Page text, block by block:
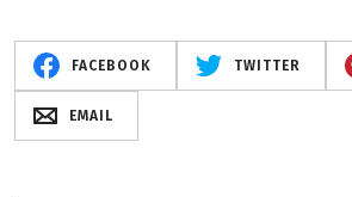
FACEBOOK TWITTER
EMAIL